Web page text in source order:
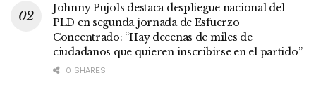
Johnny Pujols destaca despliegue nacional del
PLD en segunda jornada de Esfuerzo
Concentrado: “Hay decenas de miles de
ciudadanos que quieren inscribirse en el partido”
0 SHARES